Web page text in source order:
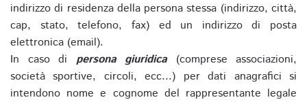
indirizzo di residenza della persona stessa (indirizzo, città,
cap, stato, telefono, fax) ed un indirizzo di posta
elettronica (email).
In caso di persona giuridica(comprese associazioni,
società sportive, circoli, ecc...) per dati anagrafici si
intendono nome e cognome del rappresentante legale